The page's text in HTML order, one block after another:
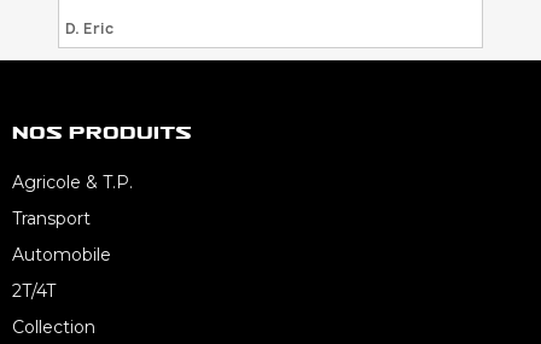
D. Eric
Nos Produits
Agricole & T.P.
Transport
Automobile
2T/4T
Collection